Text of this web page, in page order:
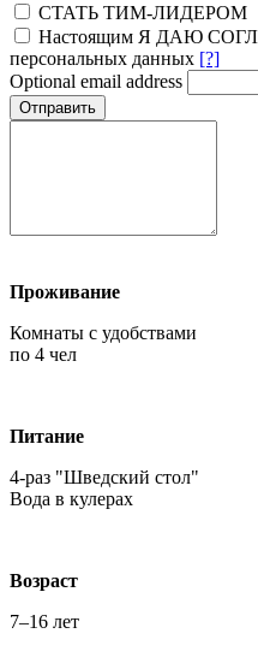
СТАТЬ ТИМ-ЛИДЕРОМ
Настоящим Я ДАЮ
персональных данных [?]
Optional email address
Отправить
Проживание
Комнаты с удобствами
по 4 чел
Питание
4-раз "Шведский стол"
Вода в кулерах
Возраст
7–16 лет